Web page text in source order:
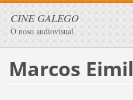
CINE GALEGO
O noso audiovisual
Marcos Eimil